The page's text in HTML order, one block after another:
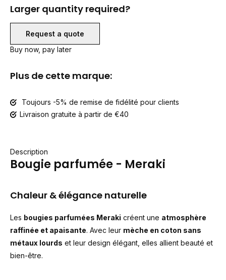
Larger quantity required?
Request a quote
Buy now, pay later
Plus de cette marque:
Toujours -5% de remise de fidélité pour clients
Livraison gratuite à partir de €40
Description
Bougie parfumée - Meraki
Chaleur & élégance naturelle
Les bougies parfumées Meraki créent une atmosphère
raffinée et apaisante. Avec leur mèche en coton sans
métaux lourds et leur design élégant, elles allient beauté et
bien-être.